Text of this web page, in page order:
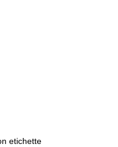
etichette